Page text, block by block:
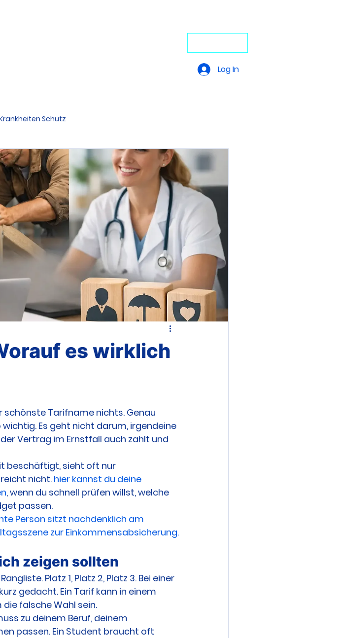
Log In
Schutz
es wirklich
schönste Tarifname nichts. Genau
Es geht nicht darum, irgendeine
Vertrag im Ernstfall auch zahlt und
beschäftigt, sieht oft nur
nicht. hier kannst du deine
, wenn du schnell prüfen willst, welche
passen.
Person sitzt nachdenklich am
zur Einkommensabsicherung.
zeigen sollten
Platz 1, Platz 2, Platz 3. Bei einer
gedacht. Ein Tarif kann in einem
falsche Wahl sein.
zu deinem Beruf, deinem
passen. Ein Student braucht oft